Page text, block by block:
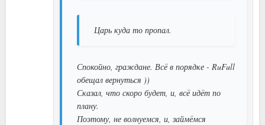
Царь куда то пропал.
Спокойно, граждане. Всё в порядке - RuFull
обещал вернуться ))
Сказал, что скоро будет, и, всё идёт по
плану.
Поэтому, не волнуемся, и, займёмся